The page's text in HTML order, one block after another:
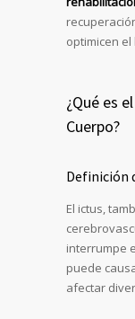
optimicen
¿Qué es
Cuerpo?
Definición
El ictus,
interrumpe
puede
afectar